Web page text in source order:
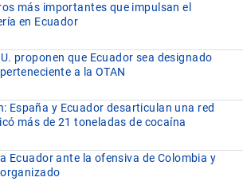
más importantes que impulsan el
en Ecuador
proponen que Ecuador sea designado
a la OTAN
España y Ecuador desarticulan una red
más de 21 toneladas de cocaína
Ecuador ante la ofensiva de Colombia y